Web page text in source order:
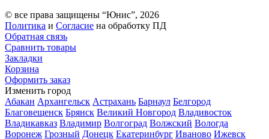
© все права защищены “Юнис”, 2026
Политика и Согласие на обработку ПД
Обратная связь
Сравнить товары
Закладки
Корзина
Оформить заказ
Изменить город
Абакан Архангельск Астрахань Барнаул Белгород
Благовещенск Брянск Великий Новгород Владивосток
Владикавказ Владимир Волгоград Волжский Вологда
Воронеж Грозный Донецк Екатеринбург Иваново Ижевск